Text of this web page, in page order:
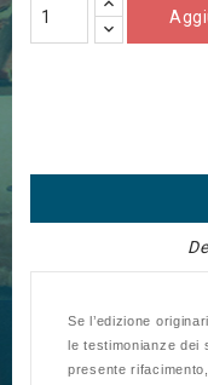
Se l’edizione
le testimonianze dei
presente